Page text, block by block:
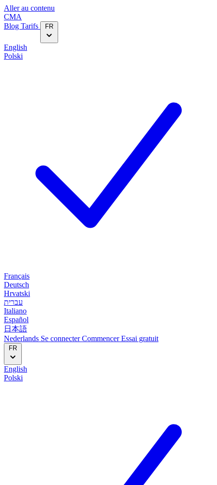
Aller au contenu
CMA
Blog‎ Tarifs FR
English
Polski
Français
Deutsch
Hrvatski
עברית
Italiano
Español
日本語
Nederlands Se connecterCommencerEssai gratuit
FR
English
Polski